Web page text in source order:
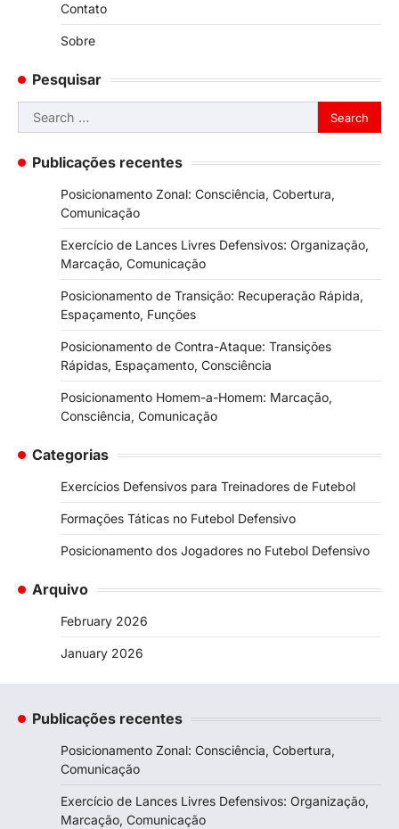
Contato
Sobre
Pesquisar
Search
for:
Publicações recentes
Posicionamento Zonal: Consciência, Cobertura,
Comunicação
Exercício de Lances Livres Defensivos: Organização,
Marcação, Comunicação
Posicionamento de Transição: Recuperação Rápida,
Espaçamento, Funções
Posicionamento de Contra-Ataque: Transições
Rápidas, Espaçamento, Consciência
Posicionamento Homem-a-Homem: Marcação,
Consciência, Comunicação
Categorias
Exercícios Defensivos para Treinadores de Futebol
Formações Táticas no Futebol Defensivo
Posicionamento dos Jogadores no Futebol Defensivo
Arquivo
February 2026
January 2026
Publicações recentes
Posicionamento Zonal: Consciência, Cobertura,
Comunicação
Exercício de Lances Livres Defensivos: Organização,
Marcação, Comunicação